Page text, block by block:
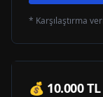
* Karşılaştırma
💰 10.000